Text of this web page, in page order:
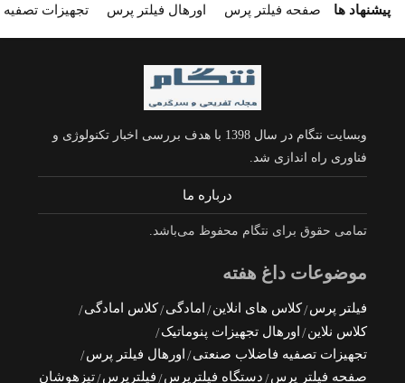
پیشنهاد ها تجهیزات اورهال فیلتر پرس صفحه فیلتر پرس
وبسایت نتگام در سال 1398 با هدف بررسی اخبار تکنولوژی و
فناوری راه اندازی شد.
درباره ما
تمامی حقوق برای نتگام محفوظ می‌باشد.
موضوعات داغ هفته
فیلتر پرس کلاس های انلاین امادگی کلاس امادگی
کلاس نلاین
اورهال تجهیزات پنوماتیک
تجهیزات تصفیه فاضلاب صنعتی
اورهال فیلتر پرس
صفحه فیلتر پرس
دستگاه فیلترپرس فیلترپرس تیزهوشان